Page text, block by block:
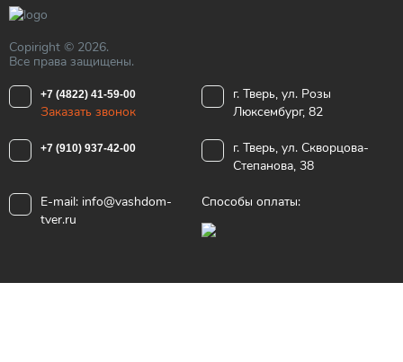
Copiright © 2026.
Все права защищены.
+7 (4822) 41-59-00
Заказать звонок
г. Тверь, ул. Розы
Люксембург, 82
+7 (910) 937-42-00
г. Тверь, ул. Скворцова-
Степанова, 38
E-mail: info@vashdom-
tver.ru
Способы оплаты: